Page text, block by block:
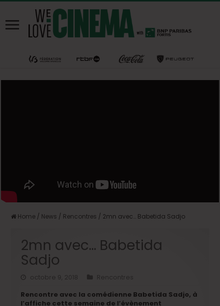
Home / News / Rencontres / 2mn avec… Babetida Sadjo
2mn avec… Babetida
Sadjo
octobre 9, 2018
Rencontres
Rencontre avec la comédienne Babetida Sadjo, à
l’affiche cette semaine de l’évènement